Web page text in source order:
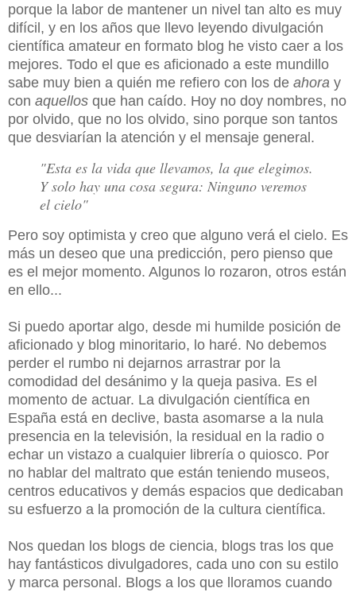
porque la labor de mantener un nivel tan alto es muy
difícil, y en los años que llevo leyendo divulgación
científica amateur en formato blog he visto caer a los
mejores. Todo el que es aficionado a este mundillo
sabe muy bien a quién me refiero con los de ahora y
con aquellos que han caído. Hoy no doy nombres, no
por olvido, que no los olvido, sino porque son tantos
que desviarían la atención y el mensaje general.
"Esta es la vida que llevamos, la que elegimos.
Y solo hay una cosa segura: Ninguno veremos
el cielo"
Pero soy optimista y creo que alguno verá el cielo. Es
más un deseo que una predicción, pero pienso que
es el mejor momento. Algunos lo rozaron, otros están
en ello...
Si puedo aportar algo, desde mi humilde posición de
aficionado y blog minoritario, lo haré. No debemos
perder el rumbo ni dejarnos arrastrar por la
comodidad del desánimo y la queja pasiva. Es el
momento de actuar. La divulgación científica en
España está en declive, basta asomarse a la nula
presencia en la televisión, la residual en la radio o
echar un vistazo a cualquier librería o quiosco. Por
no hablar del maltrato que están teniendo museos,
centros educativos y demás espacios que dedicaban
su esfuerzo a la promoción de la cultura científica.
Nos quedan los blogs de ciencia, blogs tras los que
hay fantásticos divulgadores, cada uno con su estilo
y marca personal. Blogs a los que lloramos cuando